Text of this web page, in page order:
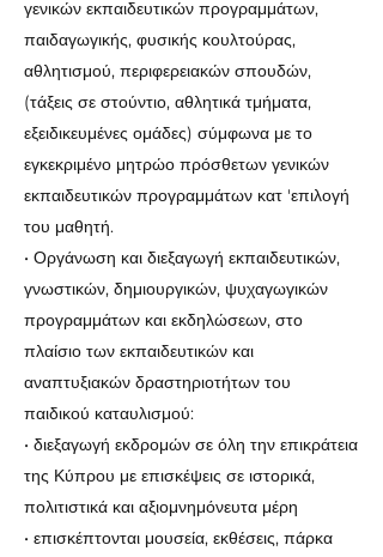
γενικών εκπαιδευτικών προγραμμάτων,
παιδαγωγικής, φυσικής κουλτούρας,
αθλητισμού, περιφερειακών σπουδών,
(τάξεις σε στούντιο, αθλητικά τμήματα,
εξειδικευμένες ομάδες) σύμφωνα με το
εγκεκριμένο μητρώο πρόσθετων γενικών
εκπαιδευτικών προγραμμάτων κατ 'επιλογή
του μαθητή.
• Οργάνωση και διεξαγωγή εκπαιδευτικών,
γνωστικών, δημιουργικών, ψυχαγωγικών
προγραμμάτων και εκδηλώσεων, στο
πλαίσιο των εκπαιδευτικών και
αναπτυξιακών δραστηριοτήτων του
παιδικού καταυλισμού:
• διεξαγωγή εκδρομών σε όλη την επικράτεια
της Κύπρου με επισκέψεις σε ιστορικά,
πολιτιστικά και αξιομνημόνευτα μέρη
• επισκέπτονται μουσεία, εκθέσεις, πάρκα